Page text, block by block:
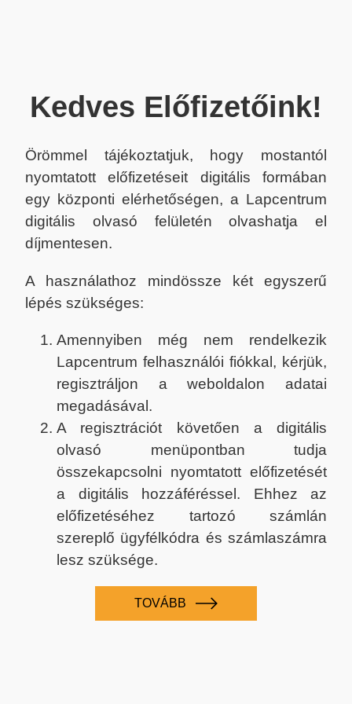
Kedves Előfizetőink!
Örömmel tájékoztatjuk, hogy mostantól
nyomtatott előfizetéseit digitális formában
egy központi elérhetőségen, a Lapcentrum
digitális olvasó felületén olvashatja el
díjmentesen.
A használathoz mindössze két egyszerű
lépés szükséges:
Amennyiben még nem rendelkezik
Lapcentrum felhasználói fiókkal, kérjük,
regisztráljon a weboldalon adatai
megadásával.
A regisztrációt követően a digitális
olvasó menüpontban tudja
összekapcsolni nyomtatott előfizetését
a digitális hozzáféréssel. Ehhez az
előfizetéséhez tartozó számlán
szereplő ügyfélkódra és számlaszámra
lesz szüksége.
TOVÁBB